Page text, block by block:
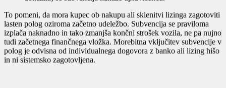
To pomeni, da mora kupec ob nakupu ali sklenitvi lizinga zagotoviti
lasten polog oziroma začetno udeležbo. Subvencija se praviloma
izplača naknadno in tako zmanjša končni strošek vozila, ne pa nujno
tudi začetnega finančnega vložka. Morebitna vključitev subvencije v
polog je odvisna od individualnega dogovora z banko ali lizing hišo
in ni sistemsko zagotovljena.